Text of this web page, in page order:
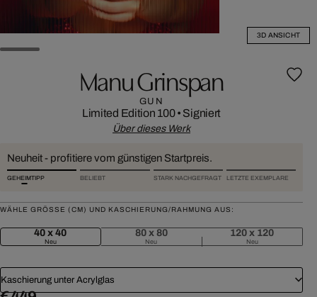
3D ANSICHT
Manu Grinspan
GUN
Limited Edition 100• Signiert
Über dieses Werk
Neuheit - profitiere vom günstigen Startpreis.
GEHEIMTIPP BELIEBT STARK NACHGEFRAGT LETZTE EXEMPLARE
WÄHLE GRÖSSE (CM) UND KASCHIERUNG/RAHMUNG AUS:
40 x 40
Neu
80 x 80
Neu
120 x 120
Neu
Kaschierung unter Acrylglas